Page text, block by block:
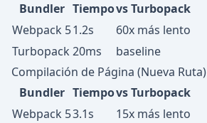
Bundler Tiempovs Turbopack
Webpack 51.2s
60x más lento
Turbopack 20ms
baseline
Compilación de Página (Nueva Ruta)
Bundler Tiempovs Turbopack
Webpack 53.1s
15x más lento